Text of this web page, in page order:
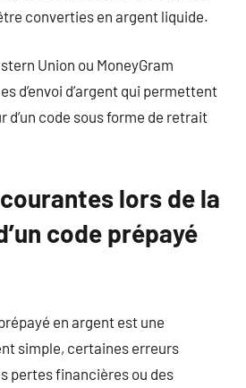
converties en argent liquide.
Union ou MoneyGram
d’envoi d’argent qui permettent
d’un code sous forme de retrait
lors de la
code prépayé
en argent est une
simple, certaines erreurs
pertes financières ou des